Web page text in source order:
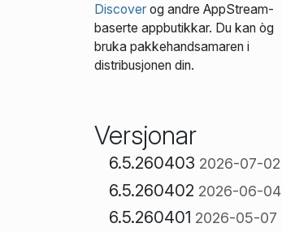
Discoverog andre AppStream-
baserte appbutikkar. Du kan òg
bruka pakke­handsamaren i
distribusjonen din.
Versjonar
6.5.260403 2026-07-02
6.5.260402 2026-06-04
6.5.260401 2026-05-07